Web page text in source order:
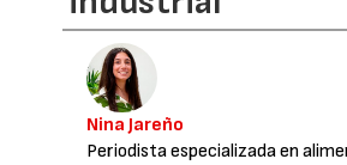
Nina Jareño
Periodista especializada en